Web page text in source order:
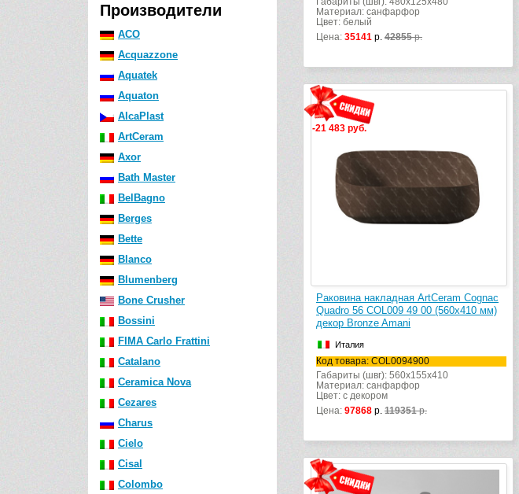
Производители
ACO
Acquazzone
Aquatek
Aquaton
AlcaPlast
ArtCeram
Axor
Bath Master
BelBagno
Berges
Bette
Blanco
Blumenberg
Bone Crusher
Bossini
FIMA Carlo Frattini
Catalano
Ceramica Nova
Cezares
Charus
Cielo
Cisal
Colombo
Материал: санфарфор
Цвет: белый
Цена: 35141 р. 42855р.
-21 483 руб.
Раковина накладная ArtCeram Cognac
Quadro 56 COL009 49 00 (560х410 мм)
декор Bronze Amani
Италия
Код товара: COL0094900
Габариты (швг): 560x155x410
Материал: санфарфор
Цвет: с декором
Цена: 97868 р. 119351р.